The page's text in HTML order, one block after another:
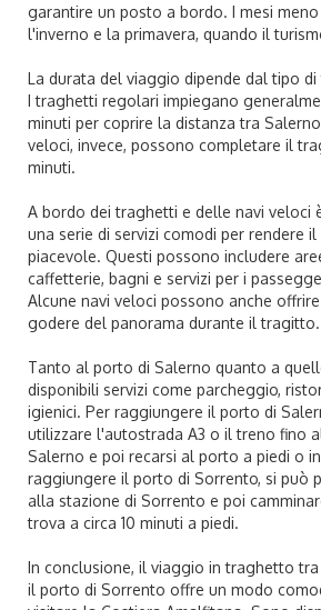
garantire un posto a bordo. I mesi
l'inverno e la primavera, quando il
La durata del viaggio dipende dal tipo
I traghetti regolari impiegano
minuti per coprire la distanza tra
veloci, invece, possono completare il
minuti.
A bordo dei traghetti e delle navi veloci
una serie di servizi comodi per rendere
piacevole. Questi possono includere
caffetterie, bagni e servizi per i
Alcune navi veloci possono anche
godere del panorama durante il tragitto.
Tanto al porto di Salerno quanto a
disponibili servizi come parcheggio,
igienici. Per raggiungere il porto di
utilizzare l'autostrada A3 o il treno fino
Salerno e poi recarsi al porto a piedi o
raggiungere il porto di Sorrento, si può
alla stazione di Sorrento e poi
trova a circa 10 minuti a piedi.
In conclusione, il viaggio in traghetto
il porto di Sorrento offre un modo